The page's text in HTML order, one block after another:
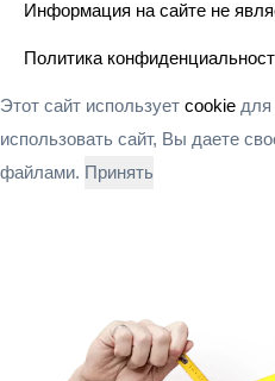
Информация на сайте не
Политика
Этот сайт использует cookie
использовать сайт, Вы даете
файлами. Принять